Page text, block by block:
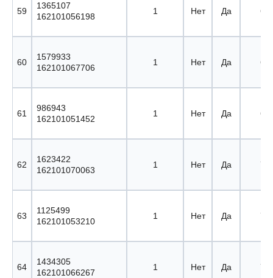
59
1365107
162101056198
1 Нет Да 67
60
1579933
162101067706
1 Нет Да 68
61
986943
162101051452
1 Нет Да 69
62
1623422
162101070063
1 Нет Да 70
63
1125499
162101053210
1 Нет Да 71
64
1434305
162101066267
1 Нет Да 72